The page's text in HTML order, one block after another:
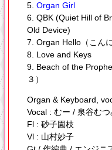
5. Organ Girl
6. QBK (Quiet Hill of
Old Device)
7. Organ Hello（こん
8. Love and Keys
9. Beach of the
３）
Organ & Keyboard,
Vocal : むー / 泉谷む
Fl : 砂子園枝
Vl : 山村妙子